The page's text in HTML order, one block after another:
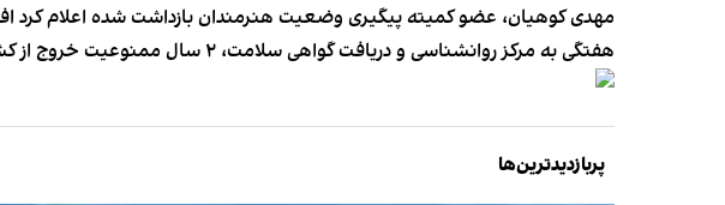
هفتگی به مرکز روانشناسی و دریافت گواهی سلامت، ۲ سال ممنوعیت خروج از کشور و برخی مجازات‌های تکمیلی دیگر محکوم شده است.
پربازدیدترین‌ها